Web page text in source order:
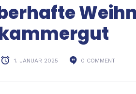
1. JANUAR 2025 0 COMMENT